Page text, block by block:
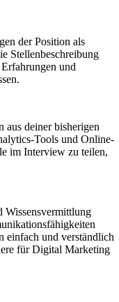
der Position als
Stellenbeschreibung
und
aus deiner bisherigen
Tools und Online-
im Interview zu teilen,
Wissensvermittlung
einfach und verständlich
für Digital Marketing